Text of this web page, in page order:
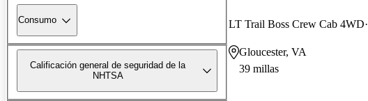
Consumo
Calificación general de seguridad de la
NHTSA
LT Trail Boss Crew Cab 4WD
Gloucester, VA
39 millas